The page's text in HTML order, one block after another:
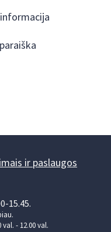
ir paslaugos
15.45.
- 12.00 val.